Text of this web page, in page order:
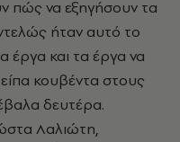
πώς να εξηγήσουν τα
ήταν αυτό το
έργα και τα έργα να
κουβέντα στους
δευτέρα.
Λαλιώτη,